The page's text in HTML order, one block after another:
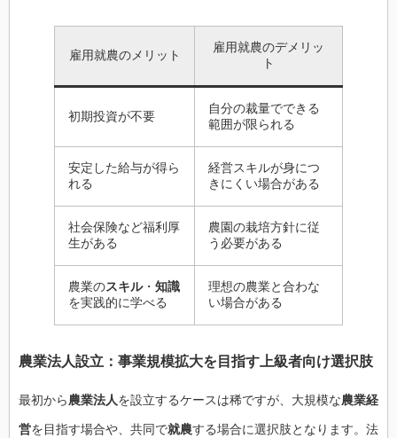
雇用就農のメリット
雇用就農のデメリッ
ト
初期投資が不要
自分の裁量でできる
範囲が限られる
安定した給与が得ら
れる
経営スキルが身につ
きにくい場合がある
社会保険など福利厚
生がある
農園の栽培方針に従
う必要がある
農業のスキル・ 知識
を実践的に学べる
理想の農業と合わな
い場合がある
農業法人設立：事業規模拡大を目指す上級者向け選択肢
最初から農業法人を設立するケースは稀ですが、大規模な農業経
営を目指す場合や、共同で就農する場合に選択肢となります。法